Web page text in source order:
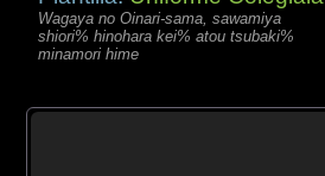
Wagaya no Oinari-sama, sawamiya
shiori% hinohara kei% atou tsubaki%
minamori hime